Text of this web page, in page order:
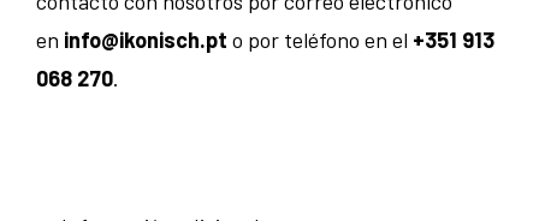
en info@ikonisch.pt o por teléfono en el +351 913
068 270.